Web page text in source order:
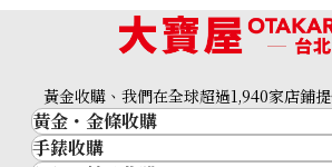
5K Gold (K5) Ring
黃金收購、我們在全球超過1,940家店鋪
黃金・金條收購
黃金與貴金屬
手錶收購